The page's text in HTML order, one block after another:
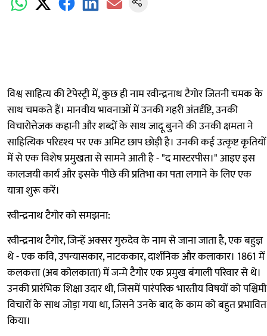
विश्व साहित्य की टेपेस्ट्री में, कुछ ही नाम रवीन्द्रनाथ टैगोर जितनी चमक के
साथ चमकते हैं। मानवीय भावनाओं में उनकी गहरी अंतर्दृष्टि, उनकी
विचारोत्तेजक कहानी और शब्दों के साथ जादू बुनने की उनकी क्षमता ने
साहित्यिक परिदृश्य पर एक अमिट छाप छोड़ी है। उनकी कई उत्कृष्ट कृतियों
में से एक विशेष प्रमुखता से सामने आती है - "द मास्टरपीस।" आइए इस
कालजयी कार्य और इसके पीछे की प्रतिभा का पता लगाने के लिए एक
यात्रा शुरू करें।
रवीन्द्रनाथ टैगोर को समझना:
रवीन्द्रनाथ टैगोर, जिन्हें अक्सर गुरुदेव के नाम से जाना जाता है, एक बहुज्ञ
थे - एक कवि, उपन्यासकार, नाटककार, दार्शनिक और कलाकार। 1861 में
कलकत्ता (अब कोलकाता) में जन्मे टैगोर एक प्रमुख बंगाली परिवार से थे।
उनकी प्रारंभिक शिक्षा उदार थी, जिसमें पारंपरिक भारतीय विषयों को पश्चिमी
विचारों के साथ जोड़ा गया था, जिसने उनके बाद के काम को बहुत प्रभावित
किया।